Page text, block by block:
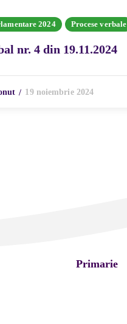
2024 Procese verbale
nr. 4 din 19.11.2024
19 noiembrie 2024
Primarie